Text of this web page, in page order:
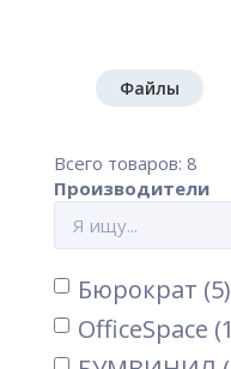
Файлы
Всего товаров: 8
Производители
Бюрократ (5)
OfficeSpace